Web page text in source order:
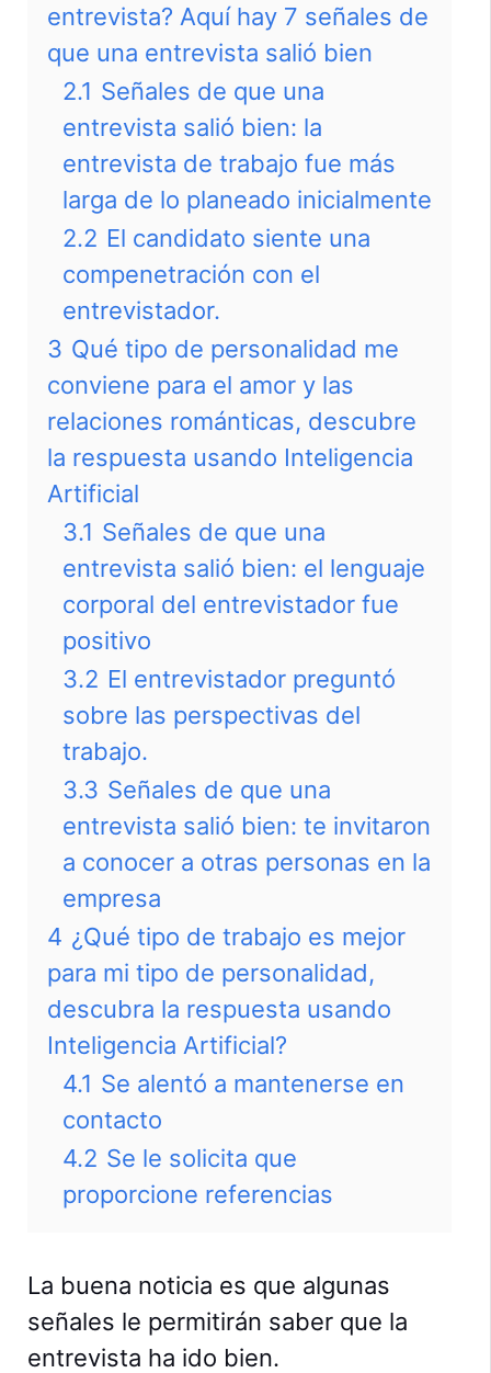
entrevista? Aquí hay 7 señales de
que una entrevista salió bien
2.1 Señales de que una
entrevista salió bien: la
entrevista de trabajo fue más
larga de lo planeado inicialmente
2.2 El candidato siente una
compenetración con el
entrevistador.
3 Qué tipo de personalidad me
conviene para el amor y las
relaciones románticas, descubre
la respuesta usando Inteligencia
Artificial
3.1 Señales de que una
entrevista salió bien: el lenguaje
corporal del entrevistador fue
positivo
3.2 El entrevistador preguntó
sobre las perspectivas del
trabajo.
3.3 Señales de que una
entrevista salió bien: te invitaron
a conocer a otras personas en la
empresa
4 ¿Qué tipo de trabajo es mejor
para mi tipo de personalidad,
descubra la respuesta usando
Inteligencia Artificial?
4.1 Se alentó a mantenerse en
contacto
4.2 Se le solicita que
proporcione referencias
La buena noticia es que algunas
señales le permitirán saber que la
entrevista ha ido bien.